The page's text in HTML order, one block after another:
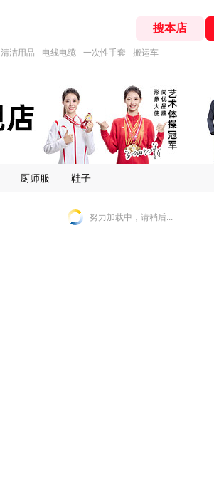
清洁用品 电线电缆 一次性手套 搬运车
厨师服 鞋子
努力加载中，请稍后...